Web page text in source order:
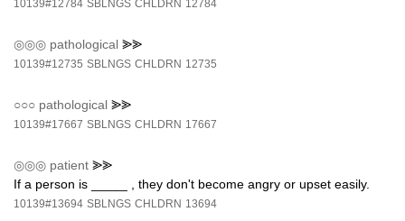
10139#12784 SBLNGS CHLDRN 12784
◎◎◎ pathological ⪢⪢
10139#12735 SBLNGS CHLDRN 12735
○○○ pathological ⪢⪢
10139#17667 SBLNGS CHLDRN 17667
◎◎◎ patient ⪢⪢
If a person is _____ , they don't become angry or upset easily.
10139#13694 SBLNGS CHLDRN 13694